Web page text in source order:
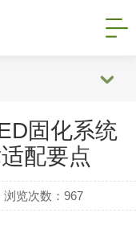
固化系统
配要点
浏览次数：967